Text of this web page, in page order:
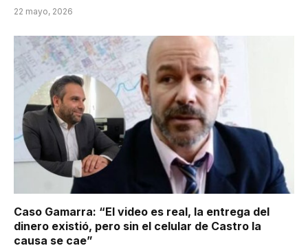
22 mayo, 2026
Caso Gamarra: “El video es real, la entrega del
dinero existió, pero sin el celular de Castro la
causa se cae”